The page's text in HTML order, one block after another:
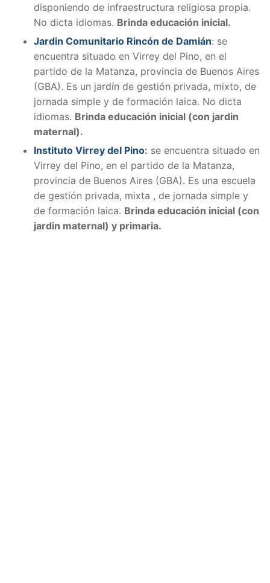
disponiendo de infraestructura religiosa propia.
No dicta idiomas. Brinda educación inicial.
Jardin Comunitario Rincón de Damián: se
encuentra situado en Virrey del Pino, en el
partido de la Matanza, provincia de Buenos Aires
(GBA). Es un jardín de gestión privada, mixto, de
jornada simple y de formación laica. No dicta
idiomas. Brinda educación inicial (con jardin
maternal).
Instituto Virrey del Pino: se encuentra situado en
Virrey del Pino, en el partido de la Matanza,
provincia de Buenos Aires (GBA). Es una escuela
de gestión privada, mixta , de jornada simple y
de formación laica. Brinda educación inicial (con
jardin maternal) y primaria.